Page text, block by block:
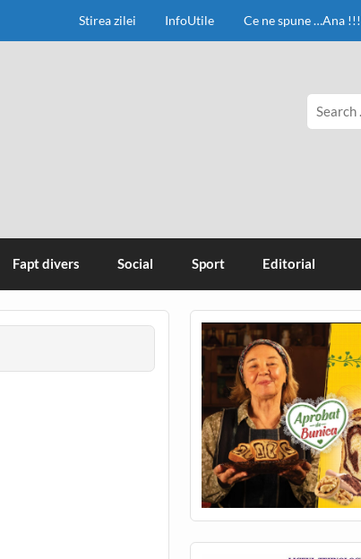
Stirea zilei InfoUtile Ce ne spune …Ana !!!
Fapt divers Social Sport Editorial